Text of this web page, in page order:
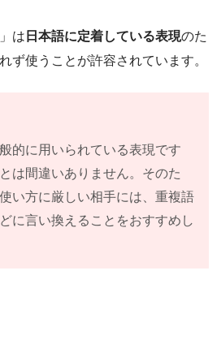
は 日本語に定着している表現のた
ず使うことが許容されています。
的に用いられている表現です
は間違いありません。そのた
い方に厳しい相手には、重複語
に言い換えることをおすすめし